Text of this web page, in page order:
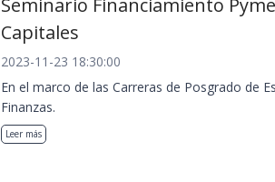
Seminario Financiamiento
Capitales
2023-11-23 18:30:00
En el marco de las Carreras de Posgrado de
Finanzas.
Leer más